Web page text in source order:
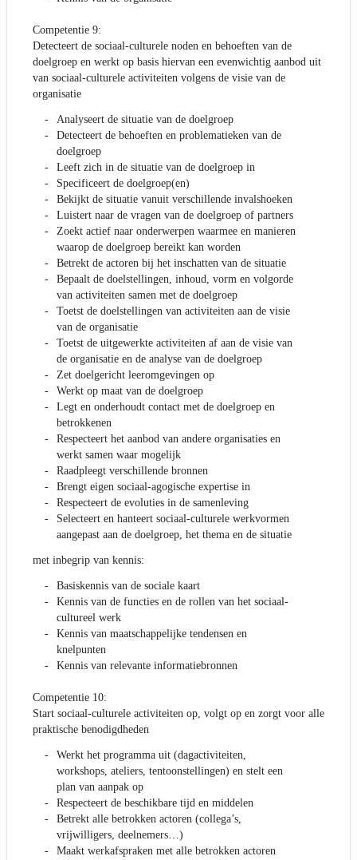
Competentie 9:
Detecteert de sociaal-culturele noden en behoeften van de
doelgroep en werkt op basis hiervan een evenwichtig aanbod uit
van sociaal-culturele activiteiten volgens de visie van de
organisatie
Analyseert de situatie van de doelgroep
Detecteert de behoeften en problematieken van de
doelgroep
Leeft zich in de situatie van de doelgroep in
Specificeert de doelgroep(en)
Bekijkt de situatie vanuit verschillende invalshoeken
Luistert naar de vragen van de doelgroep of partners
Zoekt actief naar onderwerpen waarmee en manieren
waarop de doelgroep bereikt kan worden
Betrekt de actoren bij het inschatten van de situatie
Bepaalt de doelstellingen, inhoud, vorm en volgorde
van activiteiten samen met de doelgroep
Toetst de doelstellingen van activiteiten aan de visie
van de organisatie
Toetst de uitgewerkte activiteiten af aan de visie van
de organisatie en de analyse van de doelgroep
Zet doelgericht leeromgevingen op
Werkt op maat van de doelgroep
Legt en onderhoudt contact met de doelgroep en
betrokkenen
Respecteert het aanbod van andere organisaties en
werkt samen waar mogelijk
Raadpleegt verschillende bronnen
Brengt eigen sociaal-agogische expertise in
Respecteert de evoluties in de samenleving
Selecteert en hanteert sociaal-culturele werkvormen
aangepast aan de doelgroep, het thema en de situatie
met inbegrip van kennis:
Basiskennis van de sociale kaart
Kennis van de functies en de rollen van het sociaal-
cultureel werk
Kennis van maatschappelijke tendensen en
knelpunten
Kennis van relevante informatiebronnen
Competentie 10:
Start sociaal-culturele activiteiten op, volgt op en zorgt voor alle
praktische benodigdheden
Werkt het programma uit (dagactiviteiten,
workshops, ateliers, tentoonstellingen) en stelt een
plan van aanpak op
Respecteert de beschikbare tijd en middelen
Betrekt alle betrokken actoren (collega’s,
vrijwilligers, deelnemers…)
Maakt werkafspraken met alle betrokken actoren